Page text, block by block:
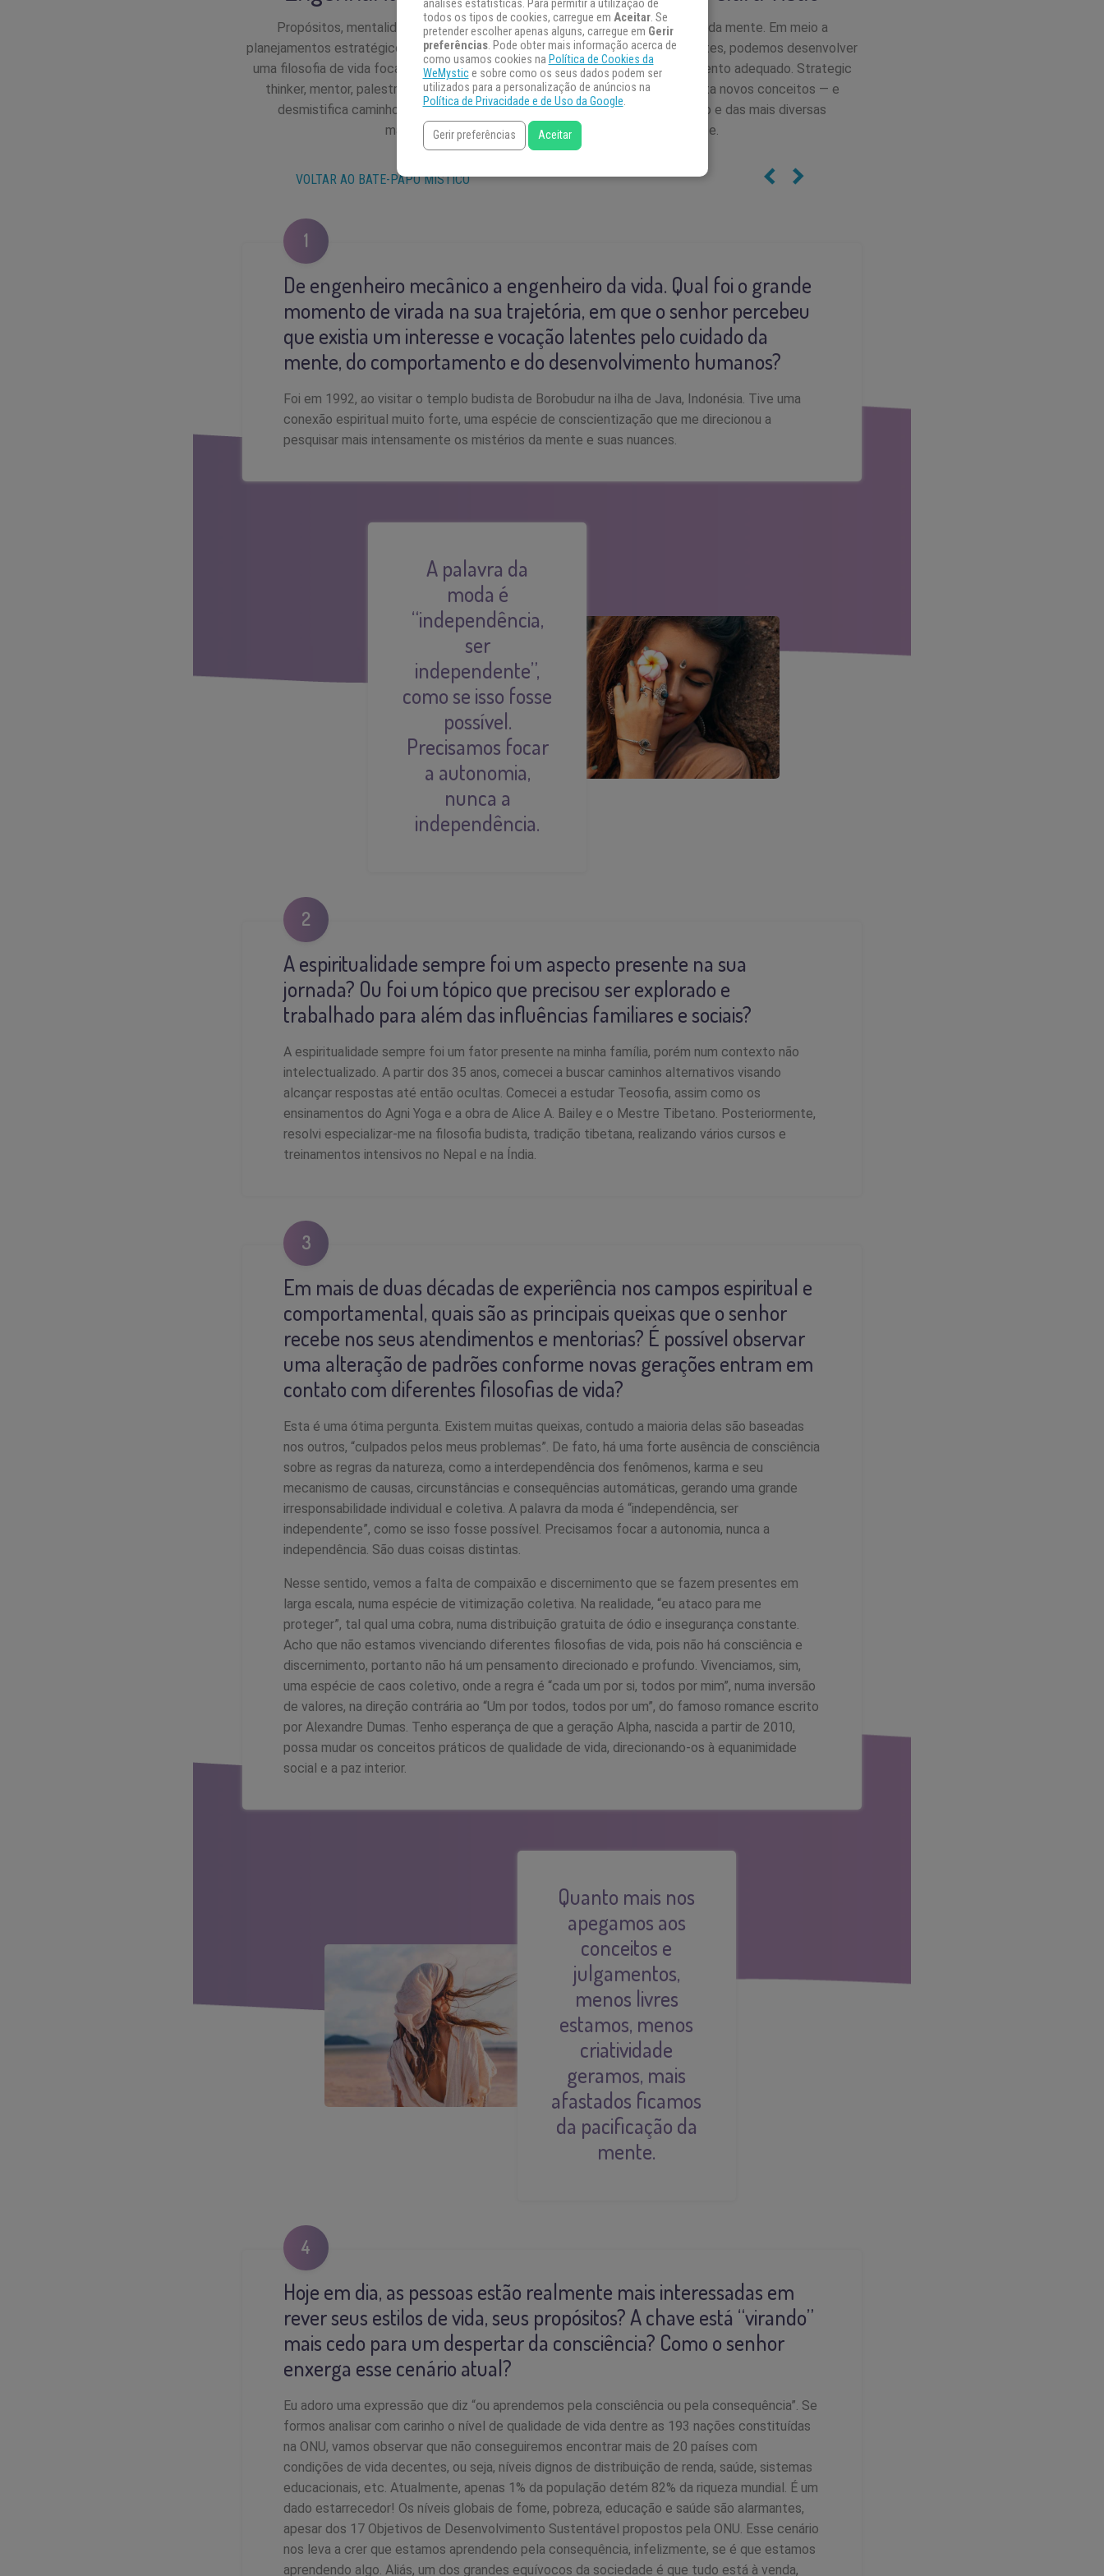
Propósitos, mentalidade de crescimento, controle e expansão consciente da mente. Em meio a
planejamentos estratégicos de vida, autoavaliações e aprimoramentos constantes, podemos desenvolver
uma filosofia de vida focada em fazer as coisas certas, do jeito certo, no momento adequado. Strategic
thinker, mentor, palestrante, astrólogo e escritor, Wilsom Moura nos apresenta novos conceitos — e
desmistifica caminhos delusórios — a respeito do desenvolvimento humano e das mais diversas
manifestações de inteligência e de pacificação da mente.
VOLTAR AO BATE-PAPO MÍSTICO
1
De engenheiro mecânico a engenheiro da vida. Qual foi o grande
momento de virada na sua trajetória, em que o senhor percebeu
que existia um interesse e vocação latentes pelo cuidado da
mente, do comportamento e do desenvolvimento humanos?
Foi em 1992, ao visitar o templo budista de Borobudur na ilha de Java, Indonésia. Tive uma
conexão espiritual muito forte, uma espécie de conscientização que me direcionou a
pesquisar mais intensamente os mistérios da mente e suas nuances.
A palavra da
moda é
“independência,
ser
independente”,
como se isso fosse
possível.
Precisamos focar
a autonomia,
nunca a
independência.
2
A espiritualidade sempre foi um aspecto presente na sua
jornada? Ou foi um tópico que precisou ser explorado e
trabalhado para além das influências familiares e sociais?
A espiritualidade sempre foi um fator presente na minha família, porém num contexto não
intelectualizado. A partir dos 35 anos, comecei a buscar caminhos alternativos visando
alcançar respostas até então ocultas. Comecei a estudar Teosofia, assim como os
ensinamentos do Agni Yoga e a obra de Alice A. Bailey e o Mestre Tibetano. Posteriormente,
resolvi especializar-me na filosofia budista, tradição tibetana, realizando vários cursos e
treinamentos intensivos no Nepal e na Índia.
3
Em mais de duas décadas de experiência nos campos espiritual e
comportamental, quais são as principais queixas que o senhor
recebe nos seus atendimentos e mentorias? É possível observar
uma alteração de padrões conforme novas gerações entram em
contato com diferentes filosofias de vida?
Esta é uma ótima pergunta. Existem muitas queixas, contudo a maioria delas são baseadas
nos outros, “culpados pelos meus problemas”. De fato, há uma forte ausência de consciência
sobre as regras da natureza, como a interdependência dos fenômenos, karma e seu
mecanismo de causas, circunstâncias e consequências automáticas, gerando uma grande
irresponsabilidade individual e coletiva. A palavra da moda é “independência, ser
independente”, como se isso fosse possível. Precisamos focar a autonomia, nunca a
independência. São duas coisas distintas.
Nesse sentido, vemos a falta de compaixão e discernimento que se fazem presentes em
larga escala, numa espécie de vitimização coletiva. Na realidade, “eu ataco para me
proteger”, tal qual uma cobra, numa distribuição gratuita de ódio e insegurança constante.
Acho que não estamos vivenciando diferentes filosofias de vida, pois não há consciência e
discernimento, portanto não há um pensamento direcionado e profundo. Vivenciamos, sim,
uma espécie de caos coletivo, onde a regra é “cada um por si, todos por mim”, numa inversão
de valores, na direção contrária ao “Um por todos, todos por um”, do famoso romance escrito
por Alexandre Dumas. Tenho esperança de que a geração Alpha, nascida a partir de 2010,
possa mudar os conceitos práticos de qualidade de vida, direcionando-os à equanimidade
social e a paz interior.
Quanto mais nos
apegamos aos
conceitos e
julgamentos,
menos livres
estamos, menos
criatividade
geramos, mais
afastados ficamos
da pacificação da
mente.
4
Hoje em dia, as pessoas estão realmente mais interessadas em
rever seus estilos de vida, seus propósitos? A chave está “virando”
mais cedo para um despertar da consciência? Como o senhor
enxerga esse cenário atual?
Eu adoro uma expressão que diz “ou aprendemos pela consciência ou pela consequência”. Se
formos analisar com carinho o nível de qualidade de vida dentre as 193 nações constituídas
na ONU, vamos observar que não conseguiremos encontrar mais de 20 países com
condições de vida decentes, ou seja, níveis dignos de distribuição de renda, saúde, sistemas
educacionais, etc. Atualmente, apenas 1% da população detém 82% da riqueza mundial. É um
dado estarrecedor! Os níveis globais de fome, pobreza, educação e saúde são alarmantes,
apesar dos 17 Objetivos de Desenvolvimento Sustentável propostos pela ONU. Esse cenário
nos leva a crer que estamos aprendendo pela consequência, infelizmente, se é que estamos
aprendendo algo. Aliás, um dos grandes equívocos da sociedade é que tudo está à venda,
análises estatísticas. Para permitir a utilização de
todos os tipos de cookies, carregue em Aceitar. Se
pretender escolher apenas alguns, carregue em Gerir
preferências. Pode obter mais informação acerca de
como usamos cookies na Política de Cookies da
WeMystice sobre como os seus dados podem ser
utilizados para a personalização de anúncios na
Política de Privacidade e de Uso da Google.
Gerir preferências Aceitar